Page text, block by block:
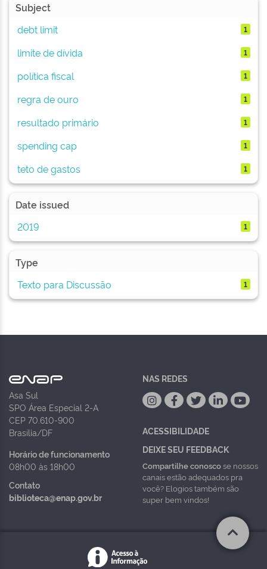
Subject
debt limit
1
limite de dívida 1
política fiscal 1
regra de ouro 1
resultado primário 1
spending cap 1
teto de gastos 1
Date issued
2019
1
Type
Texto para Discussão
1
Asa Sul
SPO Área Especial 2-A
CEP 70.610-900
Brasília/DF
Horário de funcionamento
08h00 às 18h00
Contato
biblioteca@enap.gov.br
NAS REDES
ACESSIBILIDADE
DEIXE SEU FEEDBACK
Compartilhe conoscose nossos
canais estão adequados pra
você? Elogios também são
super bem vindos!